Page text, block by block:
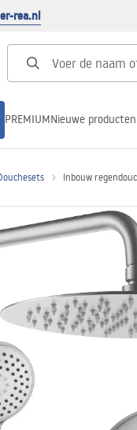
rea.nl
PREMIUMNieuwe producten
Inbouw